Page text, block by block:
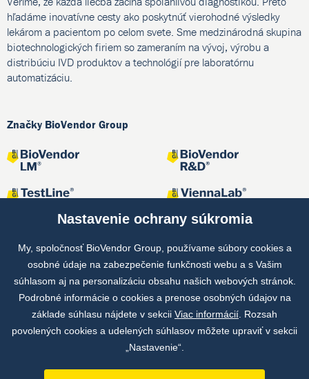
hľadáme inovatívne cesty ako poskytnúť vierohodné výsledky
lekárom a pacientom po celom svete. Sme medzinárodná skupina
biotechnologických firiem so zameraním na vývoj, výrobu a
distribúciu IVD produktov a technológií pre laboratórnu
automatizáciu.
Značky BioVendor Group
Spoločné projekty
Nastavenie ochrany súkromia
My, spoločnosť BioVendor Group, používame súbory cookies a
osobné údaje na zabezpečenie funkčnosti webu a s Vašim
súhlasom aj na personalizáciu obsahu našich webových stránok.
Podrobné informácie o cookies a prenose osobných údajov na
základe súhlasu nájdete v sekcii Viac informácií . Rozsah
povolených cookies a udelených súhlasov môžete upraviť v sekcii
„Nastavenie“.